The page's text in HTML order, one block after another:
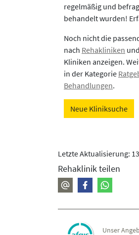
regelmäßig und
behandelt wurden!
Noch nicht die
nach Rehakliniken
Kliniken anzeigen.
in der Kategorie
Behandlungen.
Neue Kliniksuche
Letzte Aktualisierung:
Rehaklinik teilen
Unser